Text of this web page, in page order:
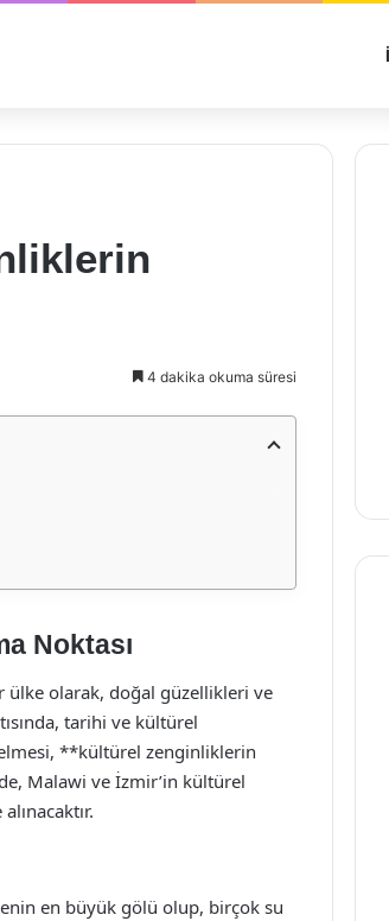
4 dakika okuma süresi
Noktası
ülke olarak, doğal güzellikleri ve
tarihi ve kültürel
**kültürel zenginliklerin
Malawi ve İzmir’in kültürel
en büyük gölü olup, birçok su